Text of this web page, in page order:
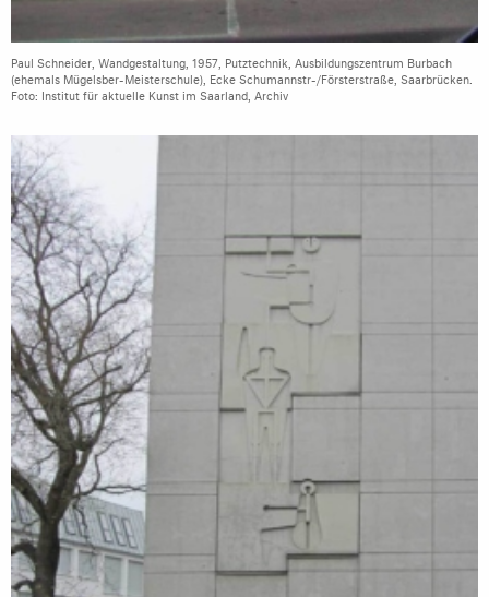
Paul Schneider, Wandgestaltung, 1957, Putztechnik, Ausbildungszentrum Burbach
(ehemals Mügelsber-Meisterschule), Ecke Schumannstr-/Försterstraße, Saarbrücken.
Foto: Institut für aktuelle Kunst im Saarland, Archiv